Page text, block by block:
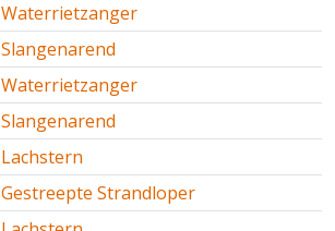
Waterrietzanger
Slangenarend
Waterrietzanger
Slangenarend
Lachstern
Gestreepte Strandloper